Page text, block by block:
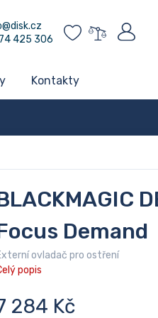
425 306
Kontakty
Demand
ovladač pro ostření
popis
284 Kč